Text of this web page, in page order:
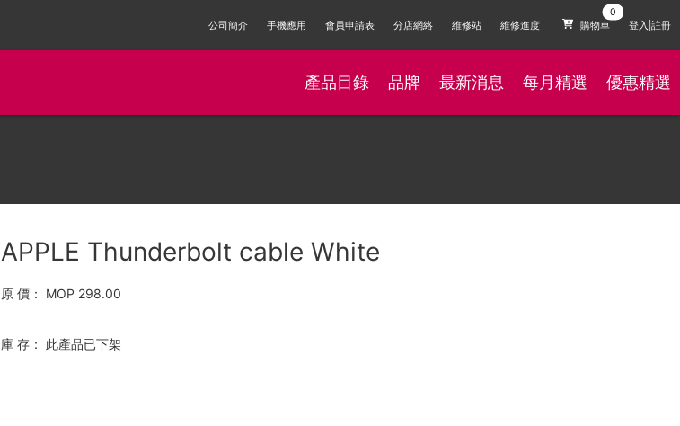
公司簡介 手機應用 會員申請表 分店網絡 維修站 維修進度 購物車 登入|註冊
產品目錄 品牌 最新消息 每月精選 優惠精選
APPLE Thunderbolt cable White
原 價： MOP 298.00
庫 存： 此產品已下架